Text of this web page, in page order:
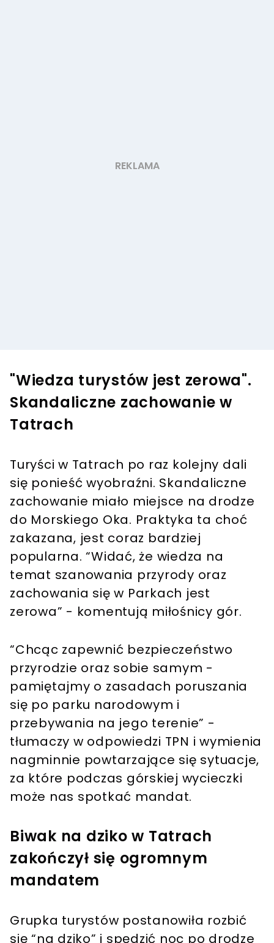
"Wiedza turystów jest zerowa".
Skandaliczne zachowanie w
Tatrach
Turyści w Tatrach po raz kolejny dali
się ponieść wyobraźni. Skandaliczne
zachowanie miało miejsce na drodze
do Morskiego Oka. Praktyka ta choć
zakazana, jest coraz bardziej
popularna. “Widać, że wiedza na
temat szanowania przyrody oraz
zachowania się w Parkach jest
zerowa” - komentują miłośnicy gór.
“Chcąc zapewnić bezpieczeństwo
przyrodzie oraz sobie samym -
pamiętajmy o zasadach poruszania
się po parku narodowym i
przebywania na jego terenie” -
tłumaczy w odpowiedzi TPN i wymienia
nagminnie powtarzające się sytuacje,
za które podczas górskiej wycieczki
może nas spotkać mandat.
Biwak na dziko w Tatrach
zakończył się ogromnym
mandatem
Grupka turystów postanowiła rozbić
się “na dziko” i spędzić noc po drodze